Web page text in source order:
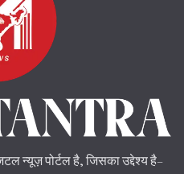
न्यूज़ पोर्टल है, जिसका उद्देश्य है–